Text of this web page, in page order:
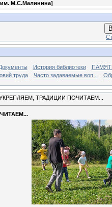
им. М.С.Малинина]
История библиотеки
труда Часто задаваемые воп...
ТРАДИЦИИ ПОЧИТАЕМ...